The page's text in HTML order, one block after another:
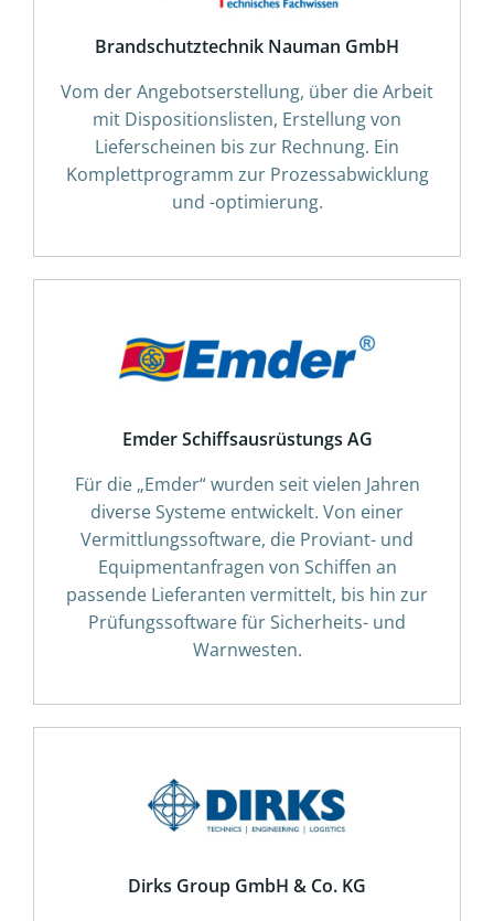
Brandschutztechnik Nauman GmbH
Vom der Angebotserstellung, über die Arbeit
mit Dispositionslisten, Erstellung von
Lieferscheinen bis zur Rechnung. Ein
Komplettprogramm zur Prozessabwicklung
und -optimierung.
Emder Schiffsausrüstungs AG
Für die „Emder“ wurden seit vielen Jahren
diverse Systeme entwickelt. Von einer
Vermittlungssoftware, die Proviant- und
Equipmentanfragen von Schiffen an
passende Lieferanten vermittelt, bis hin zur
Prüfungssoftware für Sicherheits- und
Warnwesten.
Dirks Group GmbH & Co. KG